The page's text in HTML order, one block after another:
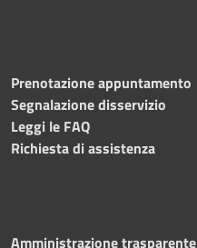
Prenotazione appuntamento
Segnalazione disservizio
Leggi le FAQ
Richiesta di assistenza
Amministrazione trasparente